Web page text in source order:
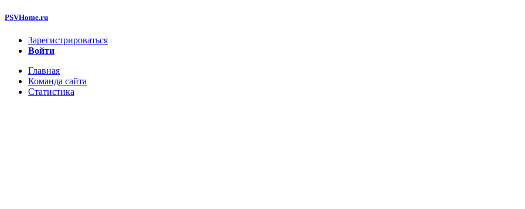
PSVHome.ru
Зарегистрироваться
Войти
Главная
Команда сайта
Статистика